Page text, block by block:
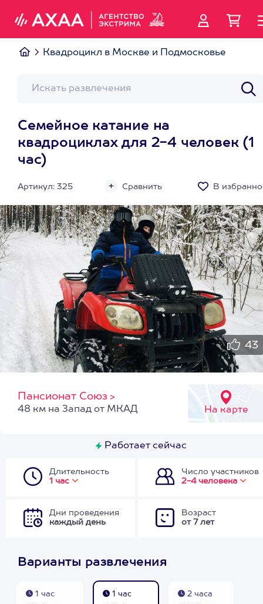
Квадроцикл в Москве и Подмосковье
Семейное катание на
квадроциклах для 2-4 человек (1
час)
Артикул: 325 Сравнить В
43
Пансионат Союз >
На карте
48 км на Запад от МКАД
Работает сейчас
Длительность
1 час
Число участников
2-4 человека
Дни проведения
каждый день
Возраст
от 7 лет
Варианты развлечения
1 час
1 час
2 часа